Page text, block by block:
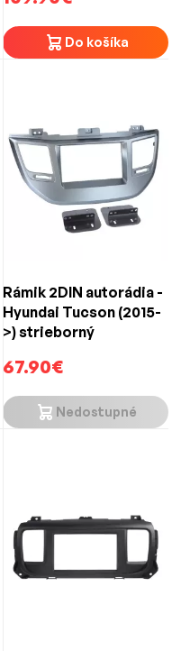
Do košíka
Rámik 2DIN autorádia -
Hyundai Tucson (2015-
>) strieborný
67.90€
Nedostupné